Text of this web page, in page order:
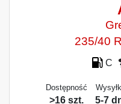
235/40
C
Dostępność
>16 szt. 5-7